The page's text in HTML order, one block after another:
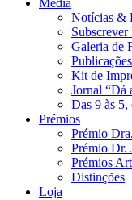
Media
Notícias &
Galeria de
Publicações
Kit de
Jornal “Dá
Das 9 às
Prémios
Prémio
Prémio Dr.
Prémios
Distinções
Loja